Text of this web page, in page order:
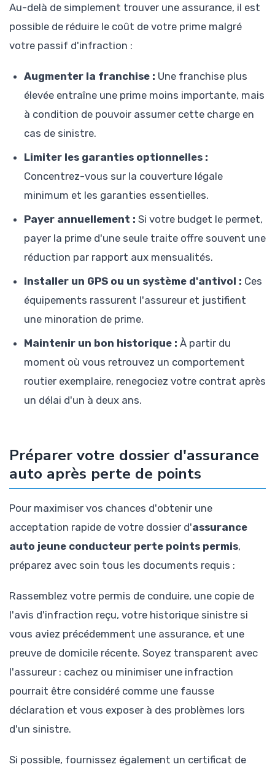
Au-delà de simplement trouver une assurance, il est
possible de réduire le coût de votre prime malgré
votre passif d'infraction :
Augmenter la franchise : Une franchise plus
élevée entraîne une prime moins importante, mais
à condition de pouvoir assumer cette charge en
cas de sinistre.
Limiter les garanties optionnelles :
Concentrez-vous sur la couverture légale
minimum et les garanties essentielles.
Payer annuellement : Si votre budget le permet,
payer la prime d'une seule traite offre souvent une
réduction par rapport aux mensualités.
Installer un GPS ou un système d'antivol : Ces
équipements rassurent l'assureur et justifient
une minoration de prime.
Maintenir un bon historique : À partir du
moment où vous retrouvez un comportement
routier exemplaire, renegociez votre contrat après
un délai d'un à deux ans.
Préparer votre dossier d'assurance
auto après perte de points
Pour maximiser vos chances d'obtenir une
acceptation rapide de votre dossier d'assurance
auto jeune conducteur perte points permis,
préparez avec soin tous les documents requis :
Rassemblez votre permis de conduire, une copie de
l'avis d'infraction reçu, votre historique sinistre si
vous aviez précédemment une assurance, et une
preuve de domicile récente. Soyez transparent avec
l'assureur : cachez ou minimiser une infraction
pourrait être considéré comme une fausse
déclaration et vous exposer à des problèmes lors
d'un sinistre.
Si possible, fournissez également un certificat de